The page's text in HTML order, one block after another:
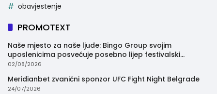
obavjestenje
PROMOTEXT
Naše mjesto za naše ljude: Bingo Group svojim
uposlenicima posvećuje posebno lijep festivalski
trenutak
02/08/2026
Meridianbet zvanični sponzor UFC Fight Night Belgrade
24/07/2026